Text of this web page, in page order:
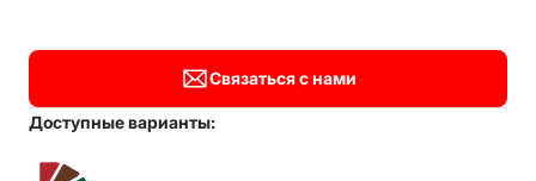
Связаться с нами
Доступные варианты: